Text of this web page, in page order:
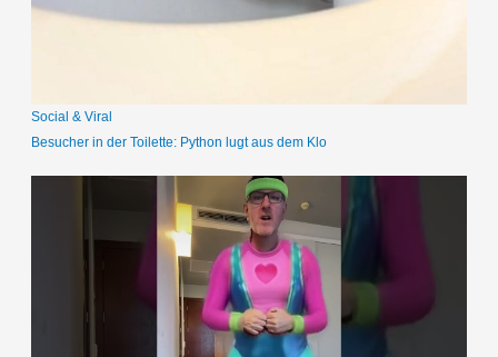
c
Social & Viral
Besucher in der Toilette: Python lugt aus dem Klo